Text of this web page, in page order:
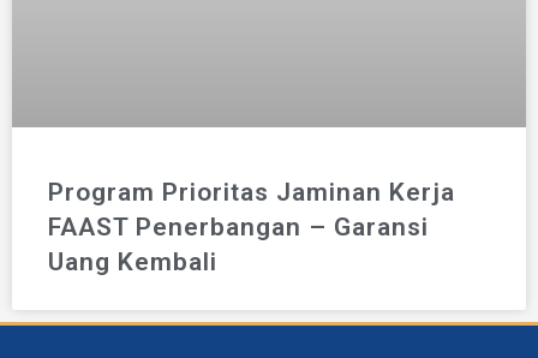
Program Prioritas Jaminan Kerja
FAAST Penerbangan – Garansi
Uang Kembali